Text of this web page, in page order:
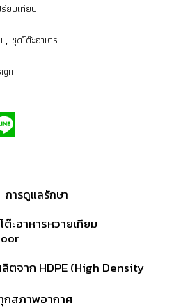
รียบเทียบ
, ชุดโต๊ะอาหาร
การดูแลรักษา
ต๊ะอาหารหวายเทียม
ตจาก HDPE (High Density
กสภาพอากาศ